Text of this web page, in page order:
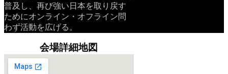
普及し、再び強い日本を取り戻す
ためにオンライン・オフライン問
わず活動を広げる。
会場詳細地図